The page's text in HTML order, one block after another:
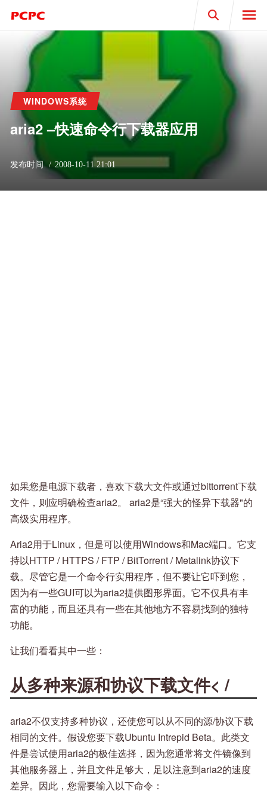
Search
WINDOWS系统
aria2 –快速命令行下载器应用
发布时间 2008-10-11 21:01
如果您是电源下载者，喜欢下载大文件或通过bittorrent下载
文件，则应明确检查aria2。 aria2是“强大的怪异下载器"的
高级实用程序。
Aria2用于Linux，但是可以使用Windows和Mac端口。它支
持以HTTP / HTTPS / FTP / BitTorrent / Metalink协议下
载。尽管它是一个命令行实用程序，但不要让它吓到您，
因为有一些GUI可以为aria2提供图形界面。它不仅具有丰
富的功能，而且还具有一些在其他地方不容易找到的独特
功能。
让我们看看其中一些：
从多种来源和协议下载文件< /
aria2不仅支持多种协议，还使您可以从不同的源/协议下载
相同的文件。假设您要下载Ubuntu Intrepid Beta。此类文
件是尝试使用aria2的极佳选择，因为您通常将文件镜像到
其他服务器上，并且文件足够大，足以注意到aria2的速度
差异。因此，您需要输入以下命令：